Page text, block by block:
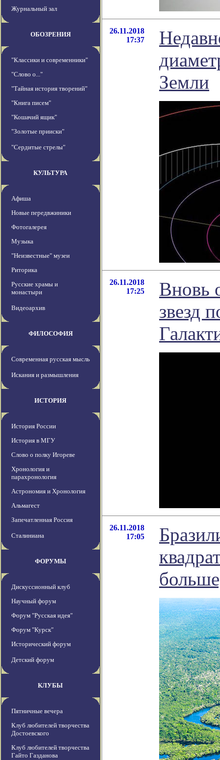
Журнальный зал
ОБОЗРЕНИЯ
"Классики и современники"
"Слово о..."
"Тайная история творений"
"Книга писем"
"Кошачий ящик"
"Золотые прииски"
"Сердитые стрелы"
КУЛЬТУРА
Афиша
Новые передвжиники
Фотогалерея
Музыка
"Неизвестные" музеи
Риторика
Русские храмы и
монастыри
Видеоархив
ФИЛОСОФИЯ
Современная русская мысль
Искания и размышления
ИСТОРИЯ
История России
История в МГУ
Слово о полку Игореве
Хронология и
парахронология
Астрономия и Хронология
Альмагест
Запечатленная Россия
Сталиниана
ФОРУМЫ
Дискуссионный клуб
Научный форум
Форум "Русская идея"
Форум "Курск"
Исторический форум
Детский форум
КЛУБЫ
Пятничные вечера
Клуб любителей творчества
Достоевского
Клуб любителей творчества
Гайто Газданова
26.11.2018
17:37
Земли
26.11.2018
17:25
Вновь
звезд
26.11.2018
17:05